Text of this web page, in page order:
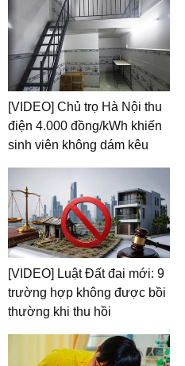
[VIDEO] Chủ trọ Hà Nội thu
điện 4.000 đồng/kWh khiến
sinh viên không dám kêu
[VIDEO] Luật Đất đai mới: 9
trường hợp không được bồi
thường khi thu hồi